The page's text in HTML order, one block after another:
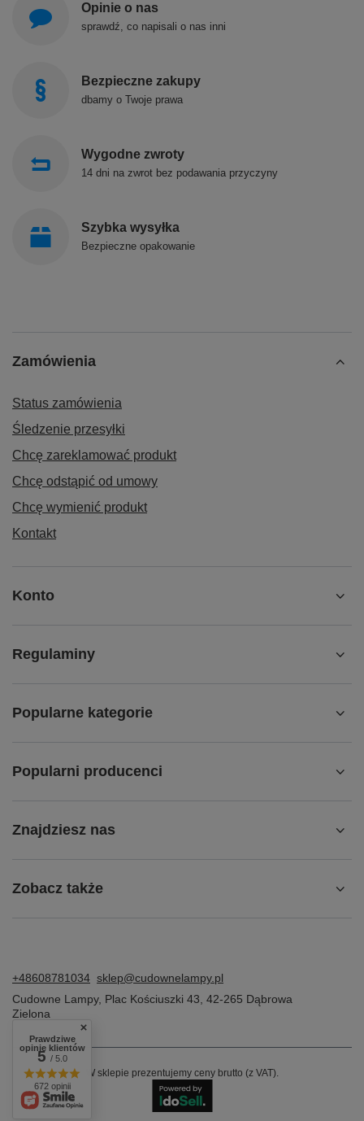
Opinie o nas
sprawdź, co napisali o nas inni
Bezpieczne zakupy
dbamy o Twoje prawa
Wygodne zwroty
14 dni na zwrot bez podawania przyczyny
Szybka wysyłka
Bezpieczne opakowanie
Zamówienia
Status zamówienia
Śledzenie przesyłki
Chcę zareklamować produkt
Chcę odstąpić od umowy
Chcę wymienić produkt
Kontakt
Konto
Regulaminy
Popularne kategorie
Popularni producenci
Znajdziesz nas
Zobacz także
+48608781034 sklep@cudownelampy.pl
Cudowne Lampy, Plac Kościuszki 43 42-265 Dąbrowa
Zielona
W sklepie prezentujemy ceny brutto (z VAT).
Prawdziwe
opinie klientów
5/ 5.0
672 opinii